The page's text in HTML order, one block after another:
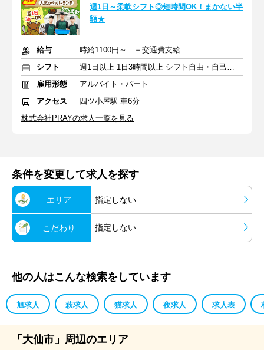
週1日～柔軟シフト◎短時間OK！まかない半
額★
給与
時給1100円～ ＋交通費支給
シフト
週1日以上 1日3時間以上 シフト自由・自己申告
雇用形態
アルバイト・パート
アクセス
四ツ小屋駅 車6分
株式会社PRAYの求人一覧を見る
条件を変更して求人を探す
エリア 指定しない
こだわり 指定しない
他の人はこんな検索をしています
旭求人 萩求人 猫求人 夜求人 求人表
「大仙市」周辺のエリア